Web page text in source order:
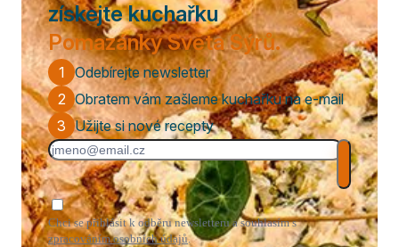
získejte kuchařku
Pomazánky Světa Sýrů.
1 Odebírejte newsletter
2 Obratem vám zašleme kuchařku na e-mail
3 Užijte si nové recepty
Chci se přihlásit k odběru newsletteru a souhlasím s
zpracováním osobních údajů.